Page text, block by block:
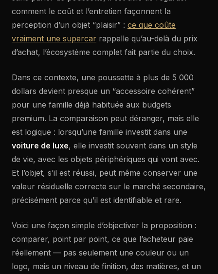
comment le coût et l’entretien façonnent la
perception d’un objet “plaisir” : ce que coûte
vraiment une supercar rappelle qu’au-delà du prix
d’achat, l’écosystème complet fait partie du choix.
Dans ce contexte, une poussette à plus de 5 000
dollars devient presque un “accessoire cohérent”
pour une famille déjà habituée aux budgets
premium. La comparaison peut déranger, mais elle
est logique : lorsqu’une famille investit dans une
voiture de luxe, elle investit souvent dans un style
de vie, avec les objets périphériques qui vont avec.
Et l’objet, s’il est réussi, peut même conserver une
valeur résiduelle correcte sur le marché secondaire,
précisément parce qu’il est identifiable et rare.
Voici une façon simple d’objectiver la proposition :
comparer, point par point, ce que l’acheteur paie
réellement — pas seulement une couleur ou un
logo, mais un niveau de finition, des matières, et un